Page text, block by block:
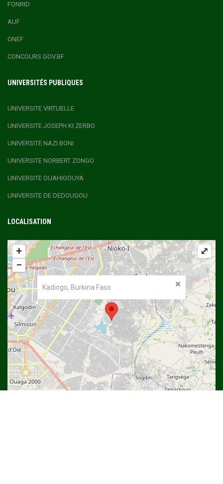
FONRID
AUF
ONEF
CONCOURS.GOV.BF
UNIVERSITÉS PUBLIQUES
UNIVERSITE VIRTUELLE
UNIVERSITE JOSEPH KI ZERBO
UNIVERSITE NAZI BONI
UNIVERSITE NORBERT ZONGO
UNIVERSITE OUAHIGOUYA
UNIVERSITE DE DEDOUGOU
LOCALISATION
Kadiogo, Burkina Faso
+
−
⤢